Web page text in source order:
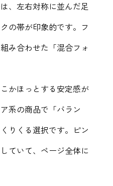
、左右対称に並んだ足
の帯が印象的です。フ
み合わせた「混合フォ
かほっとする安定感が
系の商品で「バラン
りくる選択です。ピン
ていて、ページ全体に